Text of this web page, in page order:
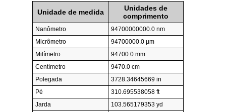
Unidade de medida
Unidades de
comprimento
Nanômetro
94700000000.0 nm
Micrômetro
94700000.0 µm
Milímetro
94700.0 mm
Centímetro
9470.0 cm
Polegada
3728.34645669 in
Pé
310.695538058 ft
Jarda
103.565179353 yd